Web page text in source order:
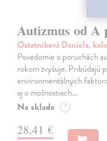
Autizmus od A
Ostatníková Daniela,
Povedomie o poruchách
rokom zvyšuje. Pribúdajú
environmentálnych
aj o možnostiach…
Na sklade ?
28,41 €